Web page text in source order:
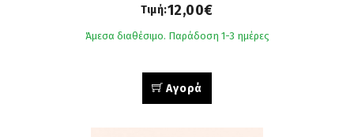
Τιμή:12,00€
Άμεσα διαθέσιμο. Παράδοση 1-3 ημέρες
Αγορά